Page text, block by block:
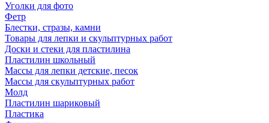
Уголки для фото
Фетр
Блестки, стразы, камни
Товары для лепки и скульптурных работ
Доски и стеки для пластилина
Пластилин школьный
Массы для лепки детские, песок
Массы для скульптурных работ
Молд
Пластилин шариковый
Пластика